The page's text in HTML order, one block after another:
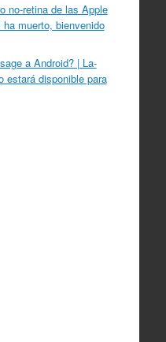
no-retina de las Apple
ha muerto, bienvenido
a Android? | La-
estará disponible para